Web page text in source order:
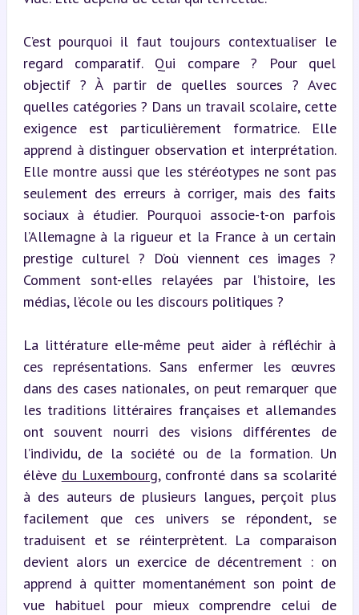
C’est pourquoi il faut toujours contextualiser le
regard comparatif. Qui compare ? Pour quel
objectif ? À partir de quelles sources ? Avec
quelles catégories ? Dans un travail scolaire, cette
exigence est particulièrement formatrice. Elle
apprend à distinguer observation et interprétation.
Elle montre aussi que les stéréotypes ne sont pas
seulement des erreurs à corriger, mais des faits
sociaux à étudier. Pourquoi associe-t-on parfois
l’Allemagne à la rigueur et la France à un certain
prestige culturel ? D’où viennent ces images ?
Comment sont-elles relayées par l’histoire, les
médias, l’école ou les discours politiques ?
La littérature elle-même peut aider à réfléchir à
ces représentations. Sans enfermer les œuvres
dans des cases nationales, on peut remarquer que
les traditions littéraires françaises et allemandes
ont souvent nourri des visions différentes de
l’individu, de la société ou de la formation. Un
élève du Luxembourg, confronté dans sa scolarité
à des auteurs de plusieurs langues, perçoit plus
facilement que ces univers se répondent, se
traduisent et se réinterprètent. La comparaison
devient alors un exercice de décentrement : on
apprend à quitter momentanément son point de
vue habituel pour mieux comprendre celui de